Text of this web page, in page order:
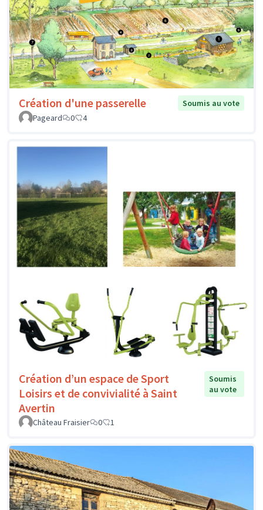
Création d'une passerelle
Soumis au vote
Pageard
0 4
Création d’un espace de Sport
Loisirs et de convivialité à Saint
Avertin
Soumis
au vote
Château Fraisier 0 1